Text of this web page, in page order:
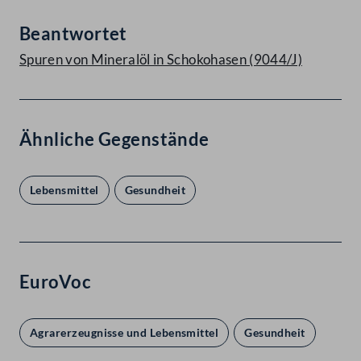
Beantwortet
Spuren von Mineralöl in Schokohasen (9044/J)
Ähnliche Gegenstände
Lebensmittel Gesundheit
EuroVoc
Agrarerzeugnisse und Lebensmittel Gesundheit